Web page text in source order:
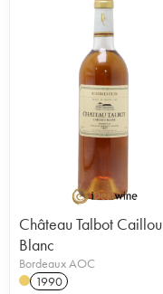
Château Talbot Caillou
Blanc
Bordeaux AOC
1990